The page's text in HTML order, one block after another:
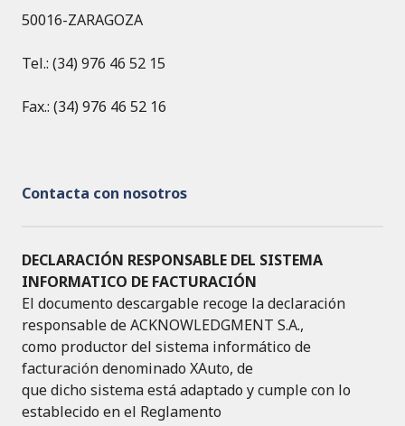
50016-ZARAGOZA
Tel.: (34) 976 46 52 15
Fax.: (34) 976 46 52 16
Contacta con nosotros
DECLARACIÓN RESPONSABLE DEL SISTEMA
INFORMATICO DE FACTURACIÓN
El documento descargable recoge la declaración
responsable de ACKNOWLEDGMENT S.A.,
como productor del sistema informático de
facturación denominado XAuto, de
que dicho sistema está adaptado y cumple con lo
establecido en el Reglamento